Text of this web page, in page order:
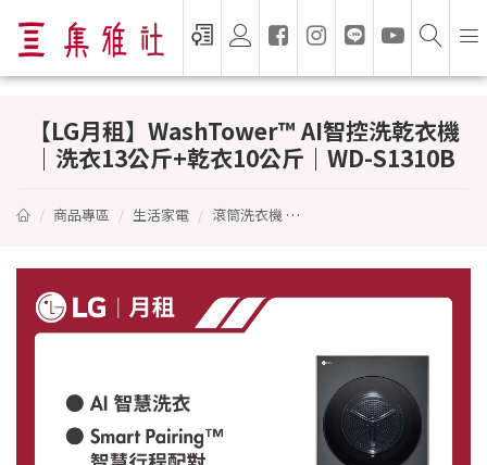
【LG月租】WashTower™ AI智控洗乾衣機
｜洗衣13公斤+乾衣10公斤｜WD-S1310B
商品專區 生活家電 滾筒洗衣機